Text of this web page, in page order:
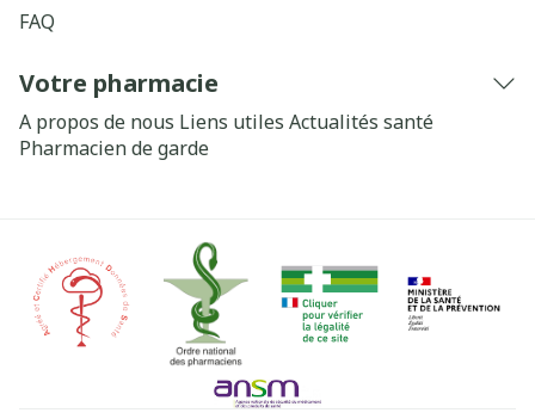
FAQ
Votre pharmacie
A propos de nous Liens utiles Actualités santé
Pharmacien de garde